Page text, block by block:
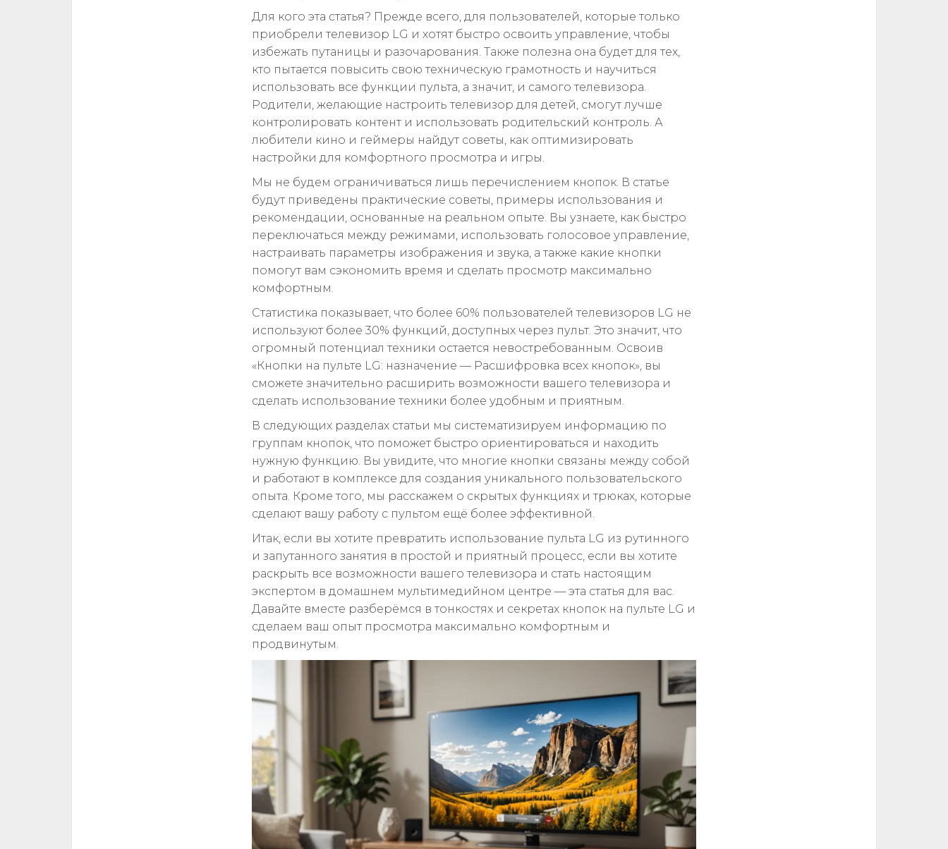
Для кого эта статья? Прежде всего, для пользователей, которые только
приобрели телевизор LG и хотят быстро освоить управление, чтобы
избежать путаницы и разочарования. Также полезна она будет для тех,
кто пытается повысить свою техническую грамотность и научиться
использовать все функции пульта, а значит, и самого телевизора.
Родители, желающие настроить телевизор для детей, смогут лучше
контролировать контент и использовать родительский контроль. А
любители кино и геймеры найдут советы, как оптимизировать
настройки для комфортного просмотра и игры.
Мы не будем ограничиваться лишь перечислением кнопок. В статье
будут приведены практические советы, примеры использования и
рекомендации, основанные на реальном опыте. Вы узнаете, как быстро
переключаться между режимами, использовать голосовое управление,
настраивать параметры изображения и звука, а также какие кнопки
помогут вам сэкономить время и сделать просмотр максимально
комфортным.
Статистика показывает, что более 60% пользователей телевизоров LG не
используют более 30% функций, доступных через пульт. Это значит, что
огромный потенциал техники остается невостребованным. Освоив
«Кнопки на пульте LG: назначение — Расшифровка всех кнопок», вы
сможете значительно расширить возможности вашего телевизора и
сделать использование техники более удобным и приятным.
В следующих разделах статьи мы систематизируем информацию по
группам кнопок, что поможет быстро ориентироваться и находить
нужную функцию. Вы увидите, что многие кнопки связаны между собой
и работают в комплексе для создания уникального пользовательского
опыта. Кроме того, мы расскажем о скрытых функциях и трюках, которые
сделают вашу работу с пультом ещё более эффективной.
Итак, если вы хотите превратить использование пульта LG из рутинного
и запутанного занятия в простой и приятный процесс, если вы хотите
раскрыть все возможности вашего телевизора и стать настоящим
экспертом в домашнем мультимедийном центре — эта статья для вас.
Давайте вместе разберёмся в тонкостях и секретах кнопок на пульте LG и
сделаем ваш опыт просмотра максимально комфортным и
продвинутым.